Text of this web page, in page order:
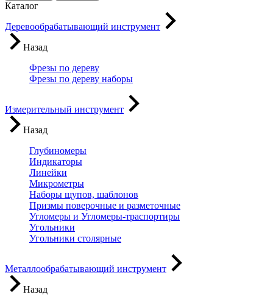
Каталог
Деревообрабатывающий инструмент
Назад
Фрезы по дереву
Фрезы по дереву наборы
Измерительный инструмент
Назад
Глубиномеры
Индикаторы
Линейки
Микрометры
Наборы щупов, шаблонов
Призмы поверочные и разметочные
Угломеры и Угломеры-траспортиры
Угольники
Угольники столярные
Металлообрабатывающий инструмент
Назад